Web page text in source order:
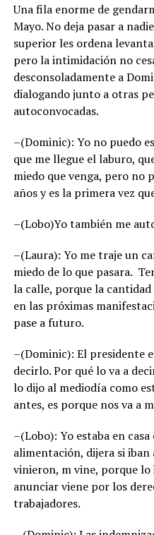
Una fila enorme de
Mayo. No deja pasar a
superior les ordena
pero la intimidación no
desconsoladamente a
dialogando junto a otras
autoconvocadas.
–(Dominic): Yo no puedo
que me llegue el laburo,
miedo que venga, pero no
años y es la primera vez
–(Lobo)Yo también me
–(Laura): Yo me traje un
miedo de lo que pasara.
la calle, porque la
en las próximas
pase a futuro.
–(Dominic): El presidente
decirlo. Por qué lo va a
lo dijo al mediodía como
antes, es porque nos va a
–(Lobo): Yo estaba en
alimentación, dijera si
vinieron, m vine, porque lo
anunciar viene por los
trabajadores.